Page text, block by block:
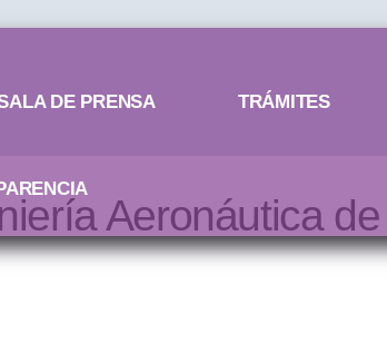
DE PRENSA TRÁMITES
Aeronáutica